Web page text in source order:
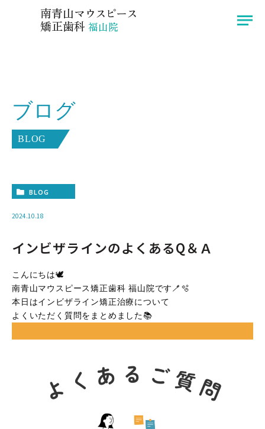
南青山マウスピース
矯正歯科 福山院
院長挨拶
インビザライン
料金
〒721-0974
広島県福山市東深津町3-13-33
診療時間 9:00〜12:00 / 13:00〜17:30
休診日
木曜・日曜・祝日
ブログ
BLOG
BLOG
2024.10.18
インビザラインのよくあるQ＆Ａ
こんにちは🕊️
南青山マウスピース矯正歯科 福山院です🪥🫧
本日はインビザライン矯正治療について
よくいただく質問をまとめました📚